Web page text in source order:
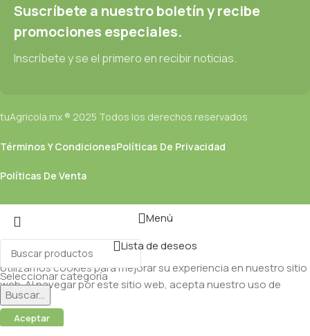
Suscríbete a nuestro boletín y recibe
promociones especiales.
Inscríbete y se el primero en recibir noticias.
tuAgricola.mx ® 2025 Todos los derechos reservados
Términos Y CondicionesPolíticas De Privacidad
Políticas De Venta
Seleccionar categoría
Buscar...
Menú
Lista de deseos
Utilizamos cookies para mejorar su experiencia en nuestro sitio
web. Al navegar por este sitio web, acepta nuestro uso de
cookies.
Aceptar